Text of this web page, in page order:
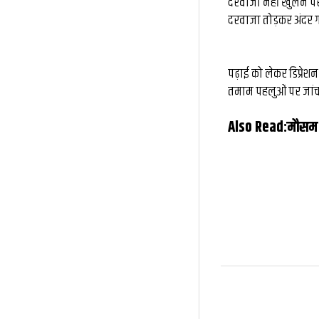
दरवाजा तोड़कर अंदर
पढ़ाई को लेकर
तमाम पहलुओं पर जांच
Also Read:मौसम